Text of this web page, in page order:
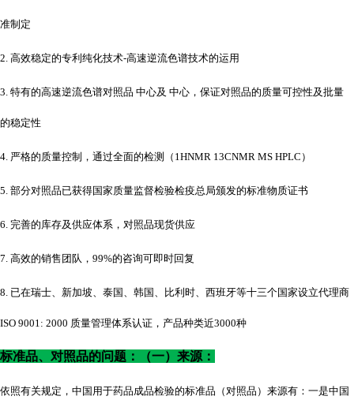
准制定
2. 高效稳定的专利纯化技术-高速逆流色谱技术的运用
3. 特有的高速逆流色谱对照品 中心及 中心，保证对照品的质量可控性及批量
的稳定性
4. 严格的质量控制，通过全面的检测（1HNMR 13CNMR MS HPLC）
5. 部分对照品已获得国家质量监督检验检疫总局颁发的标准物质证书
6. 完善的库存及供应体系，对照品现货供应
7. 高效的销售团队，99%的咨询可即时回复
8. 已在瑞士、新加坡、泰国、韩国、比利时、西班牙等十三个国家设立代理商
ISO 9001: 2000 质量管理体系认证，产品种类近3000种
标准品、对照品的问题：（一）来源：
依照有关规定，中国用于药品成品检验的标准品（对照品）来源有：一是中国